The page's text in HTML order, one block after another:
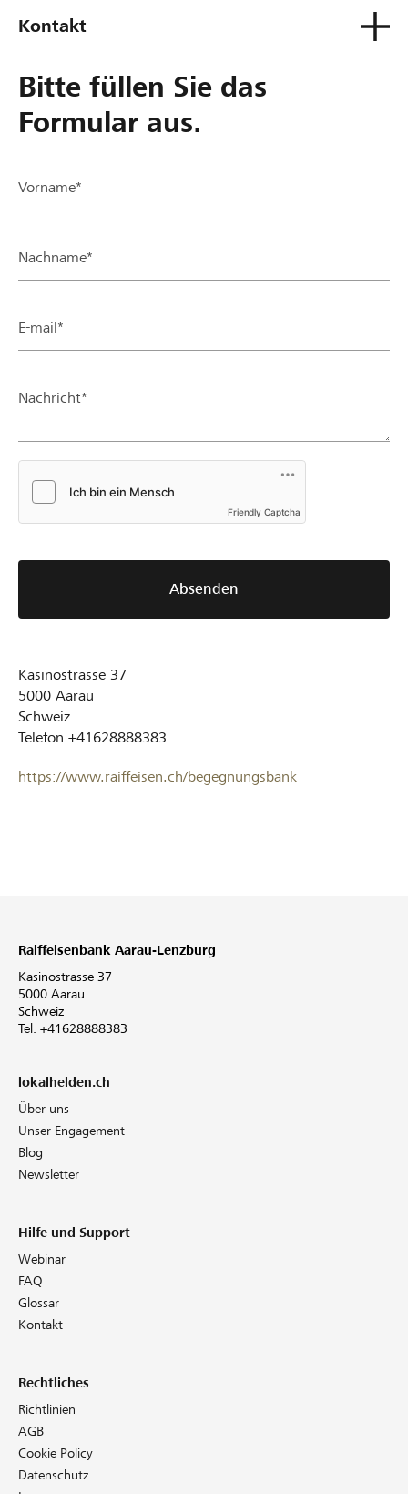
Kontakt
Bitte füllen Sie das
Formular aus.
Vorname*
Nachname*
E-mail*
Nachricht*
Friendly Captcha
Absenden
Kasinostrasse 37
5000 Aarau
Schweiz
Telefon +41628888383
https://www.raiffeisen.ch/begegnungsbank
Raiffeisenbank Aarau-Lenzburg
Kasinostrasse 37
5000 Aarau
Schweiz
Tel. +41628888383
lokalhelden.ch
Über uns
Unser Engagement
Blog
Newsletter
Hilfe und Support
Webinar
FAQ
Glossar
Kontakt
Rechtliches
Richtlinien
AGB
Cookie Policy
Datenschutz